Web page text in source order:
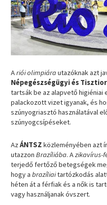
Ariói olimpiárautazóknak azt
Népegészségügyi és
tartsák be az alapvető higiéniai
palackozott vizet igyanak, és
szúnyogriasztó használatával
szúnyogcsípéseket.
AzÁNTSZ közleményében azt
utazzonBrazíliába. Azikavírus-
terjedő fertőző betegségek
hogy abrazíliaitartózkodás
héten át a férfiak és a nők is
vagy használjanak óvszert.